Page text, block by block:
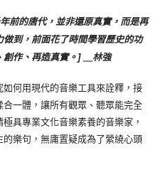
前的唐代，並非還原真實，而是再
到，前面花了時間學習歷史的功
創作、再造真實。] ＿林強
何用現代的音樂工具來詮釋，接
一體，讓所有觀眾、聽眾能完全
具專業文化音樂素養的音樂家，
樂句，無庸置疑成為了縈繞心頭